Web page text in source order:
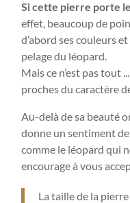
Si cette pierre porte le
effet, beaucoup de
d’abord ses couleurs
pelage du léopard.
Mais ce n’est pas tout
proches du caractère
Au-delà de sa beauté
donne un sentiment
comme le léopard qui
encourage à vous
La taille de la